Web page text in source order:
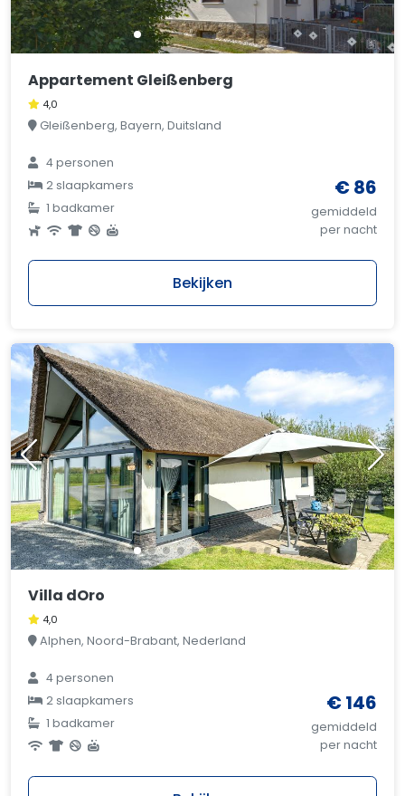
Appartement Gleißenberg
4,0
Gleißenberg, Bayern, Duitsland
4 personen
2 slaapkamers
1 badkamer
€ 86
gemiddeld
per nacht
Bekijken
Villa dOro
4,0
Alphen, Noord-Brabant, Nederland
4 personen
2 slaapkamers
1 badkamer
€ 146
gemiddeld
per nacht